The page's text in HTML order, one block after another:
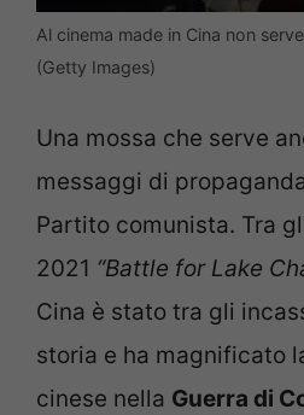
Al cinema made in Cina non
(Getty Images)
Una mossa che serve
messaggi di
Partito comunista. Tra
2021 “Battle for Lake
Cina è stato tra gli
storia e ha magnificato
cinese nella Guerra di